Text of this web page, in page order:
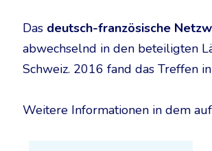
Das deutsch-französische
abwechselnd in den beteiligten
Schweiz. 2016 fand das Treffen in
Weitere Informationen in dem